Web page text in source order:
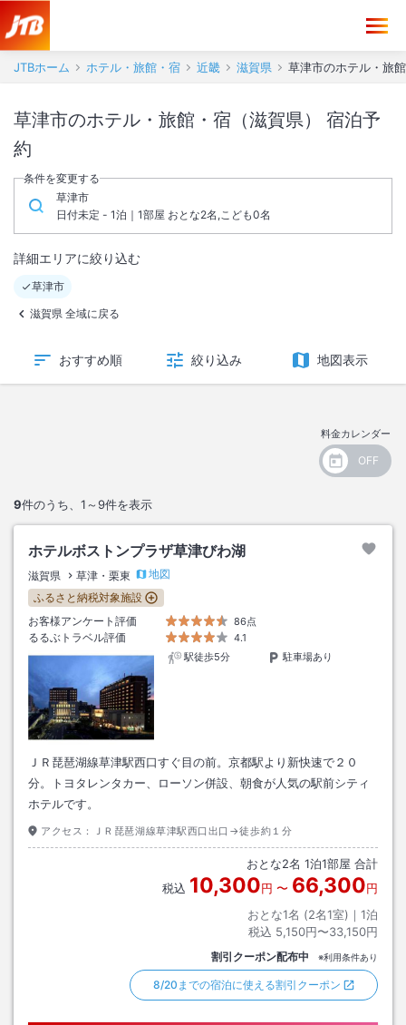
JTBホーム ホテル・旅館・宿 近畿 滋賀県 草津市のホテル・旅
草津市のホテル・旅館・宿（滋賀県） 宿泊予
約
条件を変更する
草津市
日付未定 - 1泊｜1部屋 おとな2名,こども0名
詳細エリアに絞り込む
草津市
滋賀県 全域に戻る
おすすめ順 絞り込み 地図表示
料金カレンダー
9件のうち、 1～9件を表示
ホテルボストンプラザ草津びわ湖
滋賀県 草津・栗東
地図
ふるさと納税対象施設
お客様アンケート評価
86点
るるぶトラベル評価
4.1
駅徒歩5分
駐車場あり
ＪＲ琵琶湖線草津駅西口すぐ目の前。京都駅より新快速で２０
分。トヨタレンタカー、ローソン併設、朝食が人気の駅前シティ
ホテルです。
アクセス： ＪＲ琵琶湖線草津駅西口出口→徒歩約１分
おとな2名 1泊1部屋 合計
税込 10,300円 〜 66,300円
おとな1名 (2名1室)｜ 1泊
税込 5,150円〜33,150円
割引クーポン配布中 ※利用条件あり
8/20までの宿泊に使える割引クーポン